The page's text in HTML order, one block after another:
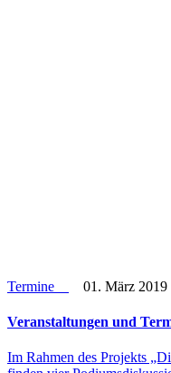
Termine 01. März 2019
Ver­an­stal­tun­gen und
Im Rahmen des Pro­jekts